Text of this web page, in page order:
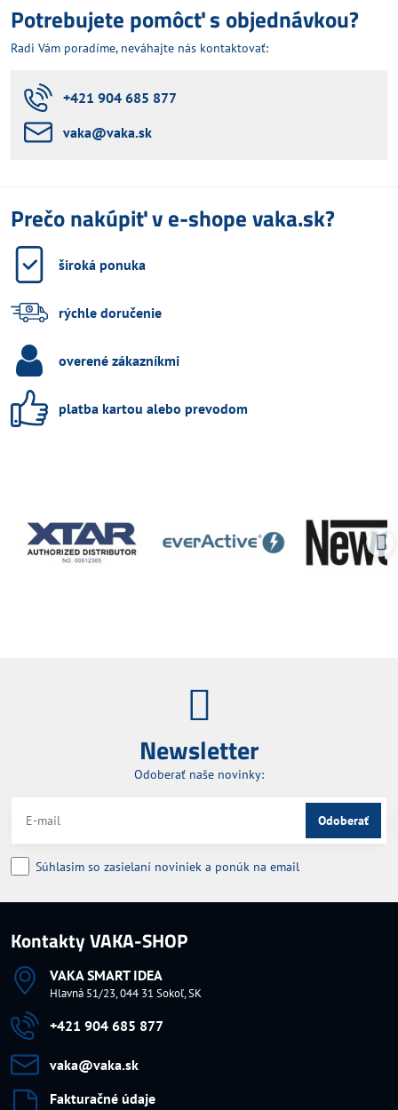
Potrebujete pomôcť s objednávkou?
Radi Vám poradíme, neváhajte nás kontaktovať:
+421 904 685 877
vaka​@vaka​.sk
Prečo nakúpiť v e-shope vaka.sk?
široká ponuka
rýchle doručenie
overené zákazníkmi
platba kartou alebo prevodom
Newsletter
Odoberať naše novinky:
Odoberať
Súhlasim so zasielaní noviniek a ponúk na email
Kontakty VAKA-SHOP
VAKA SMART IDEA
Hlavná 51/23, 044 31 Sokoľ, SK
+421 904 685 877
vaka​@vaka​.sk
Fakturačné údaje